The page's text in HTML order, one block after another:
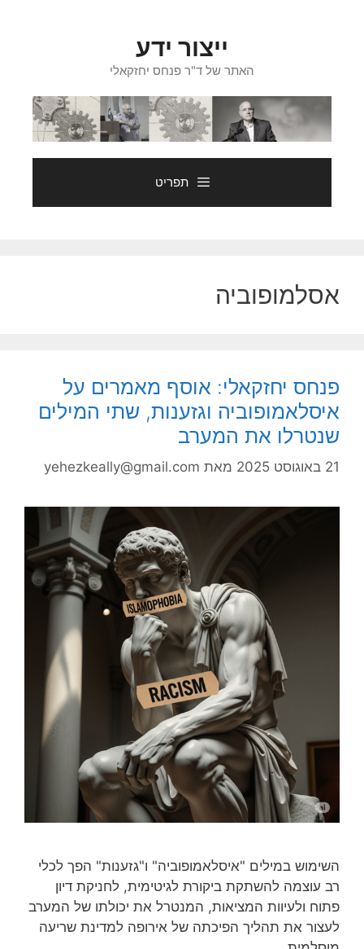
ייצור ידע
האתר של ד"ר פנחס יחזקאלי
תפריט
אסלמופוביה
פנחס יחזקאלי: אוסף מאמרים על
איסלאמופוביה וגזענות, שתי המילים
שנטרלו את המערב
21 באוגוסט 2025 מאת yehezkeally@gmail.com
השימוש במילים "איסלאמופוביה" ו"גזענות" הפך לכלי
רב עוצמה להשתקת ביקורת לגיטימית, לחניקת דיון
פתוח ולעיוות המציאות, המנטרל את יכולתו של המערב
לעצור את תהליך הפיכתה של אירופה למדינת שריעה